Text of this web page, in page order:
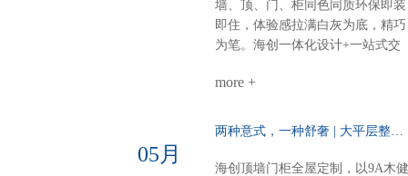
采用博格蜂窝大板，耐潮抗变形，
线性美观。双层空间，整体感再升
定制，从方案到落地，一站配齐。
墙、顶、门、柜同色同质环保即装
即住，体验感拉满白灰为底，精巧
为笔。海创一体化设计+一站式交
不翻车。28㎡客餐厨，装出大宅的
柜，好看好用功能与装饰兼得，回
放：去掉边界，拉近距离光线、空
more +
05月
海创顶墙门柜全屋定制，以9A木健